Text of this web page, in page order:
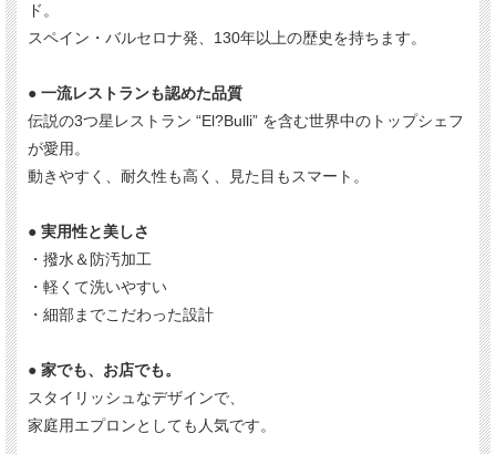
ド。
スペイン・バルセロナ発、130年以上の歴史を持ちます。
● 一流レストランも認めた品質
伝説の3つ星レストラン “El?Bulli” を含む世界中のトップシェフ
が愛用。
動きやすく、耐久性も高く、見た目もスマート。
● 実用性と美しさ
・撥水＆防汚加工
・軽くて洗いやすい
・細部までこだわった設計
● 家でも、お店でも。
スタイリッシュなデザインで、
家庭用エプロンとしても人気です。